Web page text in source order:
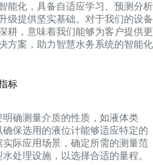
能化，具备自适应学习、预测分析
级提供坚实基础。对于我们的设备
耕，意味着我们能够为客户提供更
方案，助力智慧水务系统的智能化
标
确测量介质的性质，如液体类
保选用的液位计能够适应特定的
际应用场景，确定所需的测量范
处理设施，以选择合适的量程。